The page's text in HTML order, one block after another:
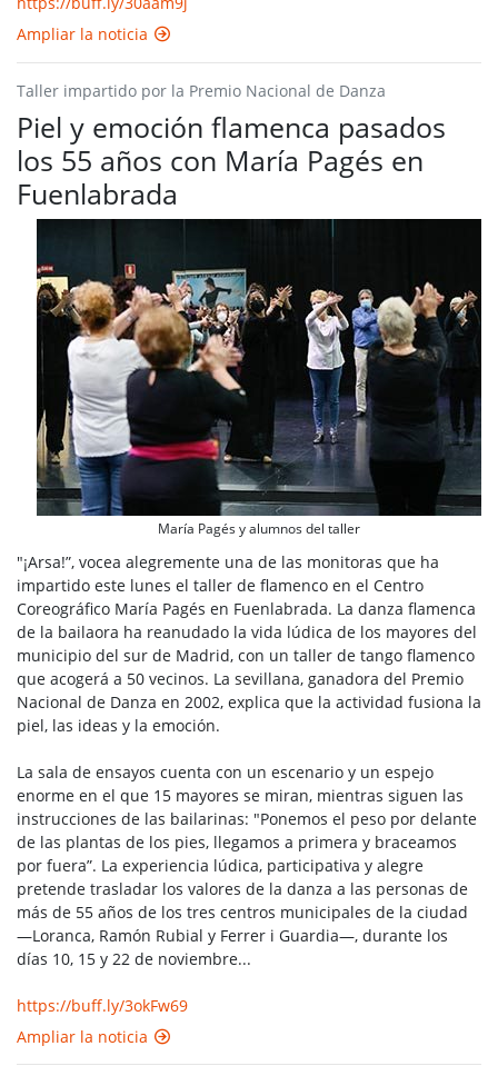
Ampliar la noticia
Taller impartido por la Premio Nacional de Danza
Piel y emoción flamenca pasados
los 55 años con María Pagés en
Fuenlabrada
María Pagés y alumnos del taller
"¡Arsa!”, vocea alegremente una de las monitoras que ha
impartido este lunes el taller de flamenco en el Centro
Coreográfico María Pagés en Fuenlabrada. La danza flamenca
de la bailaora ha reanudado la vida lúdica de los mayores del
municipio del sur de Madrid, con un taller de tango flamenco
que acogerá a 50 vecinos. La sevillana, ganadora del Premio
Nacional de Danza en 2002, explica que la actividad fusiona la
piel, las ideas y la emoción.
La sala de ensayos cuenta con un escenario y un espejo
enorme en el que 15 mayores se miran, mientras siguen las
instrucciones de las bailarinas: "Ponemos el peso por delante
de las plantas de los pies, llegamos a primera y braceamos
por fuera”. La experiencia lúdica, participativa y alegre
pretende trasladar los valores de la danza a las personas de
más de 55 años de los tres centros municipales de la ciudad
—Loranca, Ramón Rubial y Ferrer i Guardia—, durante los
días 10, 15 y 22 de noviembre...
https://buff.ly/3okFw69
Ampliar la noticia